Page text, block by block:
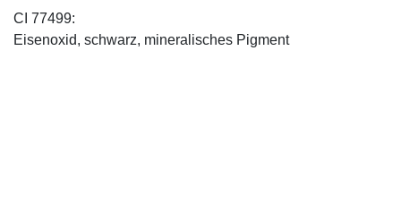
CI 77499:
Eisenoxid, schwarz, mineralisches Pigment